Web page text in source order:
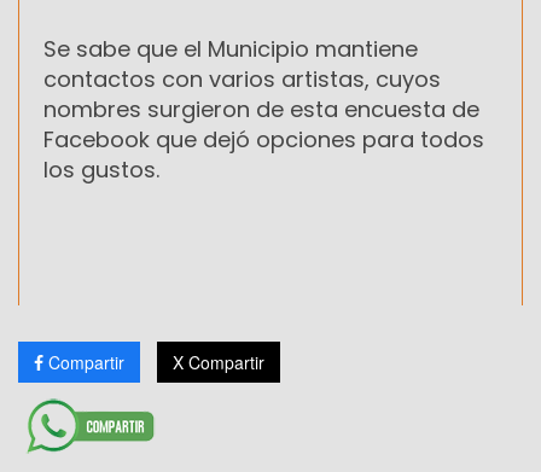
Se sabe que el Municipio mantiene
contactos con varios artistas, cuyos
nombres surgieron de esta encuesta de
Facebook que dejó opciones para todos
los gustos.
Compartir X Compartir